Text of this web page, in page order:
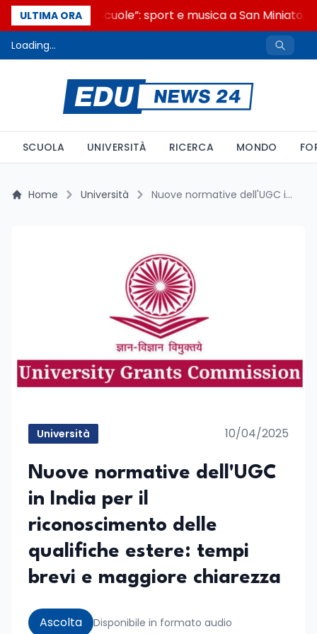
ULTIMA ORA
“Noi siamo le Scuole”: sport e musica a San Miniato,
Loading...
SCUOLA UNIVERSITÀ RICERCA MONDO
Home Università Nuove normative dell'UGC in India per il riconoscimento delle qualifiche estere: tempi brevi e maggiore chiarezza
Università 10/04/2025
Nuove normative dell'UGC
in India per il
riconoscimento delle
qualifiche estere: tempi
brevi e maggiore chiarezza
Ascolta Disponibile in formato audio